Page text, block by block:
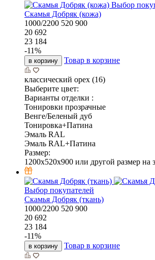
Выбор
Скамья Добряк (кожа)
1000/2200 520 900
20 692
23 184
-11%
в корзину Товар в корзине
классический орех (16)
Выберите цвет:
Варианты отделки :
Тонировки прозрачные
Венге/Беленый дуб
Тонировка+Патина
Эмаль RAL
Эмаль RAL+Патина
Размер:
1200x520x900 или другой размер на
Выбор покупателей
Скамья Добряк (ткань)
1000/2200 520 900
20 692
23 184
-11%
в корзину Товар в корзине